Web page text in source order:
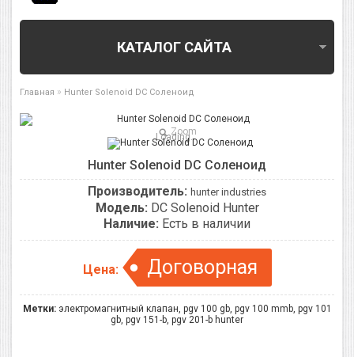
КАТАЛОГ САЙТА
Главная » Hunter Solenoid DC Соленоид
Zoom
Loading...
Hunter Solenoid DC Соленоид
Производитель: hunter industries
Модель: DC Solenoid Hunter
Наличие: Есть в наличии
Цена: Договорная
Метки: электромагнитный клапан, pgv 100 gb, pgv 100 mmb, pgv 101
gb, pgv 151-b, pgv 201-b hunter